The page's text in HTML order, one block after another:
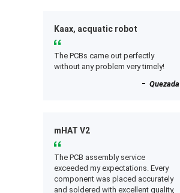
Kaax, acquatic robot
The PCBs came out perfectly
without any problem very timely!
Quezada
mHAT V2
The PCB assembly service
exceeded my expectations. Every
component was placed accurately
and soldered with excellent quality,